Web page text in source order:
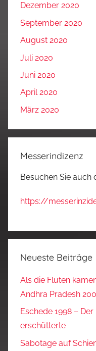
Dezember 2020
September 2020
August 2020
Juli 2020
Juni 2020
April 2020
März 2020
Messerindizenz
Besuchen Sie auch
https://
Neueste Beiträge
Als die Fluten
Andhra Pradesh
Eschede 1998 –
erschütterte
Sabotage auf